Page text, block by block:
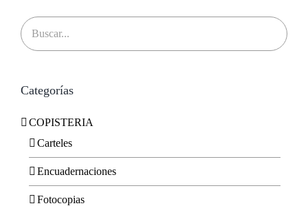
Categorías
COPISTERIA
Carteles
Encuadernaciones
Fotocopias